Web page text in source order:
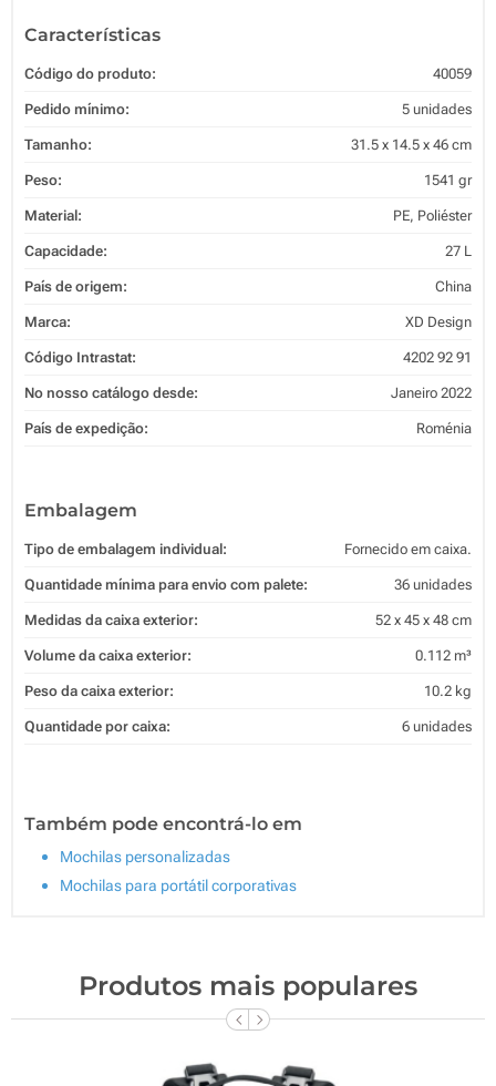
Características
Código do produto: 40059
Pedido mínimo: 5 unidades
Tamanho: 31.5 x 14.5 x 46 cm
Peso: 1541 gr
Material: PE, Poliéster
Capacidade: 27 L
País de origem: China
Marca: XD Design
Código Intrastat: 4202 92 91
No nosso catálogo desde: Janeiro 2022
País de expedição: Roménia
Embalagem
Tipo de embalagem individual: Fornecido em caixa.
Quantidade mínima para envio com palete: 36 unidades
Medidas da caixa exterior: 52 x 45 x 48 cm
Volume da caixa exterior: 0.112 m³
Peso da caixa exterior: 10.2 kg
Quantidade por caixa: 6 unidades
Também pode encontrá-lo em
Mochilas personalizadas
Mochilas para portátil corporativas
Produtos mais populares